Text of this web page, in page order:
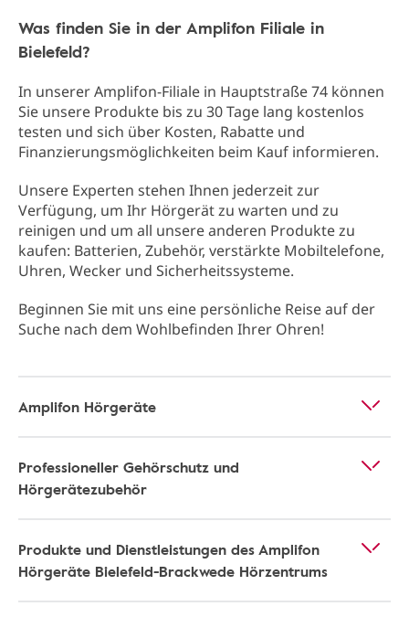
Was finden Sie in der Amplifon Filiale in
Bielefeld?
In unserer Amplifon-Filiale in Hauptstraße 74 können
Sie unsere Produkte bis zu 30 Tage lang kostenlos
testen und sich über Kosten, Rabatte und
Finanzierungsmöglichkeiten beim Kauf informieren.
Unsere Experten stehen Ihnen jederzeit zur
Verfügung, um Ihr Hörgerät zu warten und zu
reinigen und um all unsere anderen Produkte zu
kaufen: Batterien, Zubehör, verstärkte Mobiltelefone,
Uhren, Wecker und Sicherheitssysteme.
Beginnen Sie mit uns eine persönliche Reise auf der
Suche nach dem Wohlbefinden Ihrer Ohren!
Amplifon Hörgeräte
Professioneller Gehörschutz und
Hörgerätezubehör
Produkte und Dienstleistungen des Amplifon
Hörgeräte Bielefeld-Brackwede Hörzentrums